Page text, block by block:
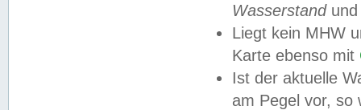
Wasserstandund
Liegt kein MHW
Karte ebenso mit
Ist der aktuelle
am Pegel vor,